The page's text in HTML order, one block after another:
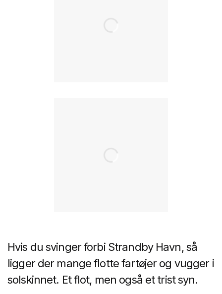
Hvis du svinger forbi Strandby Havn, så
ligger der mange flotte fartøjer og vugger i
solskinnet. Et flot, men også et trist syn.